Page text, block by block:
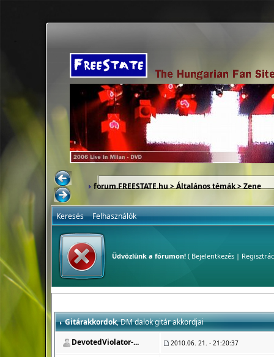
forum.FREESTATE.hu>Általános témák>Zene
Keresés Felhasználók
Üdvözlünk a fórumon!( Bejelentkezés|
Gitárakkordok, DM dalok gitár akkordjai
DevotedViolator-...
2010.06. 21. - 21:20:37